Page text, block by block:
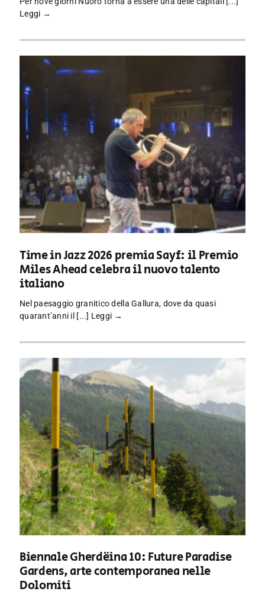
Leggi →
Time in Jazz 2026 premia Sayf: il Premio
Miles Ahead celebra il nuovo talento
italiano
Nel paesaggio granitico della Gallura, dove da quasi
quarant’anni il [...] Leggi →
Biennale Gherdëina 10: Future Paradise
Gardens, arte contemporanea nelle
Dolomiti